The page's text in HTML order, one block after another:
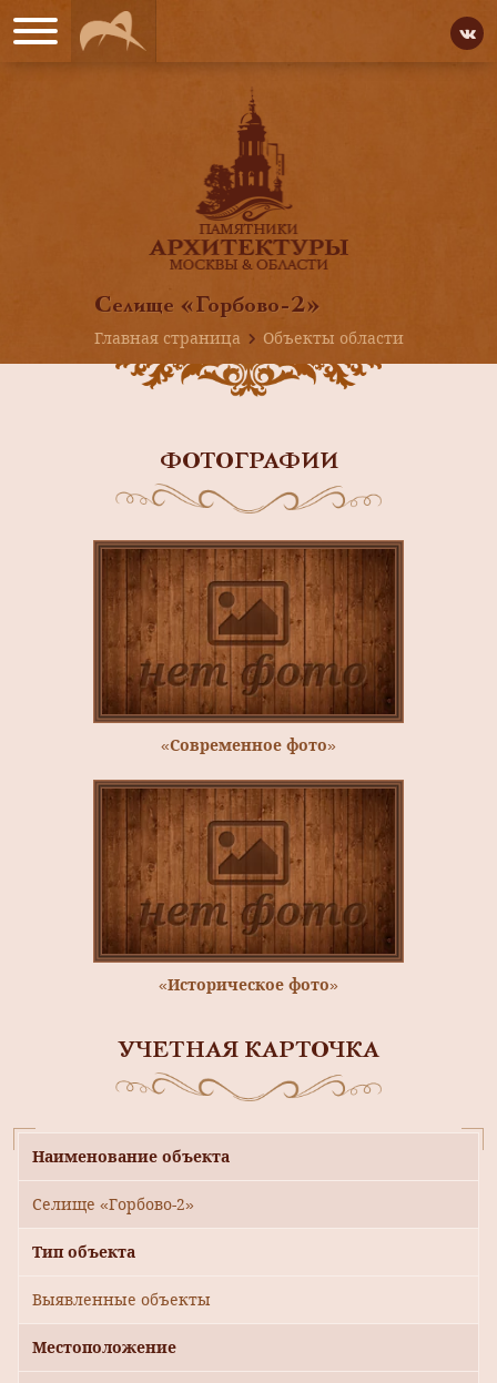
Селище «Горбово-2»
Главная страница
Объекты области
ФОТОГРАФИИ
«Современное фото»
«Историческое фото»
УЧЕТНАЯ КАРТОЧКА
Наименование объекта
Селище «Горбово-2»
Тип объекта
Выявленные объекты
Местоположение